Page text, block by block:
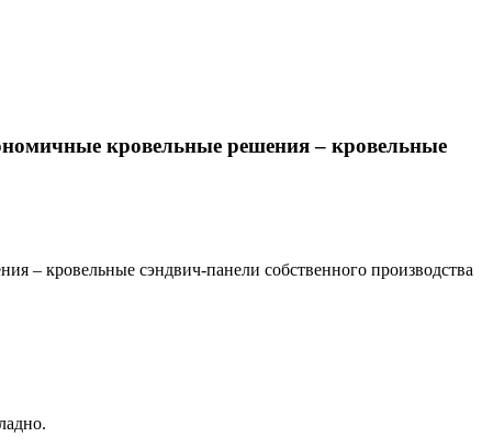
кровельные решения – кровельные
кровельные сэндвич-панели собственного производства